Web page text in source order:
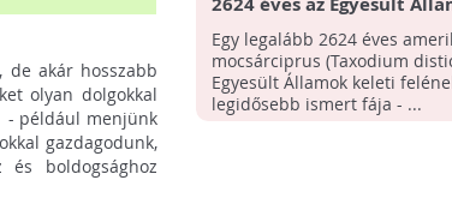
de akár hosszabb
olyan dolgokkal
- például menjünk
gazdagodunk,
boldogsághoz
egyik legidősebb ismert
Egy legalább 2624 éves
mocsárciprus (Taxodium
Egyesült Államok keleti
legidősebb ismert fája - ...